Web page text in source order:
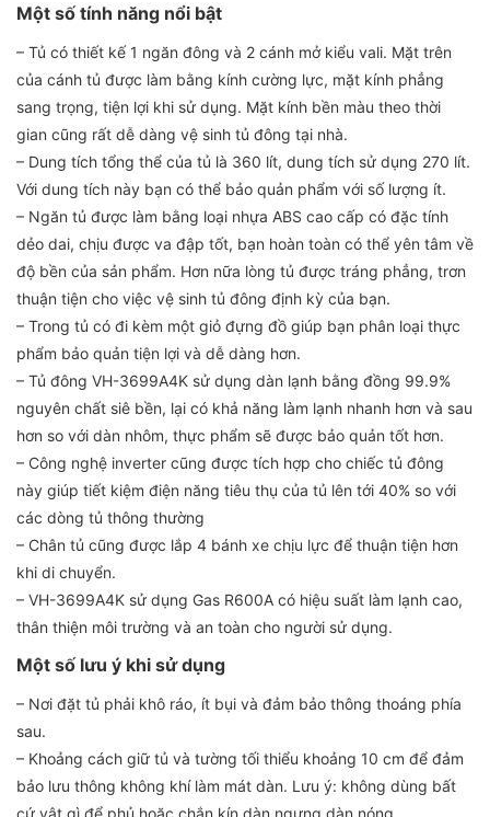
Một số tính năng nổi bật
– Tủ có thiết kế 1 ngăn đông và 2 cánh mở kiểu vali. Mặt trên
của cánh tủ được làm bằng kính cường lực, mặt kính phẳng
sang trọng, tiện lợi khi sử dụng. Mặt kính bền màu theo thời
gian cũng rất dễ dàng vệ sinh tủ đông tại nhà.
– Dung tích tổng thể của tủ là 360 lít, dung tích sử dụng 270 lít.
Với dung tích này bạn có thể bảo quản phẩm với số lượng ít.
– Ngăn tủ được làm bằng loại nhựa ABS cao cấp có đặc tính
dẻo dai, chịu được va đập tốt, bạn hoàn toàn có thể yên tâm về
độ bền của sản phẩm. Hơn nữa lòng tủ được tráng phẳng, trơn
thuận tiện cho việc vệ sinh tủ đông định kỳ của bạn.
– Trong tủ có đi kèm một giỏ đựng đồ giúp bạn phân loại thực
phẩm bảo quản tiện lợi và dễ dàng hơn.
– Tủ đông VH-3699A4K sử dụng dàn lạnh bằng đồng 99.9%
nguyên chất siê bền, lại có khả năng làm lạnh nhanh hơn và sau
hơn so với dàn nhôm, thực phẩm sẽ được bảo quản tốt hơn.
– Công nghệ inverter cũng được tích hợp cho chiếc tủ đông
này giúp tiết kiệm điện năng tiêu thụ của tủ lên tới 40% so với
các dòng tủ thông thường
– Chân tủ cũng được lắp 4 bánh xe chịu lực để thuận tiện hơn
khi di chuyển.
– VH-3699A4K sử dụng Gas R600A có hiệu suất làm lạnh cao,
thân thiện môi trường và an toàn cho người sử dụng.
Một số lưu ý khi sử dụng
– Nơi đặt tủ phải khô ráo, ít bụi và đảm bảo thông thoáng phía
sau.
– Khoảng cách giữ tủ và tường tối thiểu khoảng 10 cm để đảm
bảo lưu thông không khí làm mát dàn. Lưu ý: không dùng bất
cứ vật gì để phủ hoặc chắn kín dàn ngưng dàn nóng.